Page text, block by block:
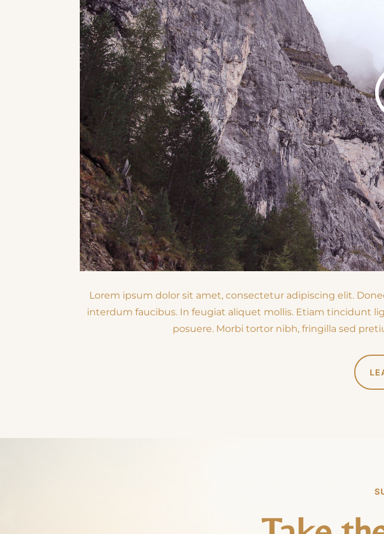
Lorem ipsum dolor sit amet, consectetur adipiscing elit.
interdum faucibus. In feugiat aliquet mollis. Etiam tincidunt
posuere. Morbi tortor nibh, fringilla sed